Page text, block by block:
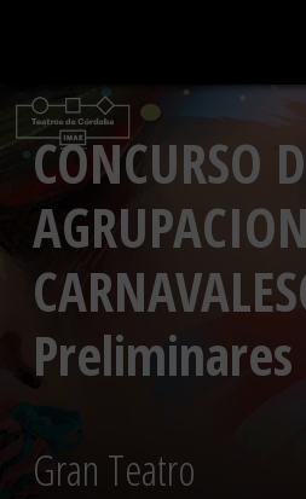
CONCURSO
Preliminares
Gran Teatro